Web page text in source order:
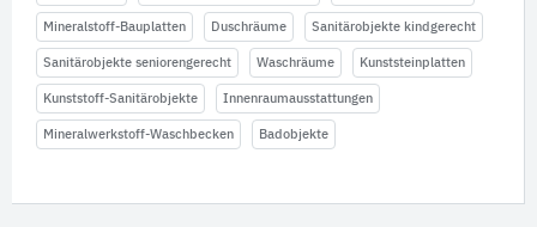
Mineralstoff-Bauplatten Duschräume Sanitärobjekte kindgerecht
Sanitärobjekte seniorengerecht Waschräume Kunststeinplatten
Kunststoff-Sanitärobjekte Innenraumausstattungen
Mineralwerkstoff-Waschbecken Badobjekte